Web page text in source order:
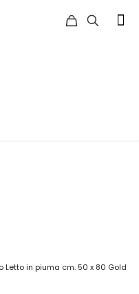
Letto in piuma cm. 50 x 80 Gold